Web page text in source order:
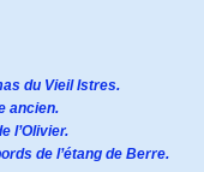
du Vieil Istres.
ancien.
l’Olivier.
de l’étang de Berre.